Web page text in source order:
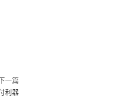
一篇
利器